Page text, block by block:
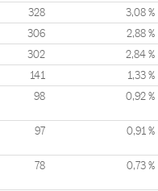
328 3,08 %
306 2,88 %
302 2,84 %
141 1,33 %
98 0,92 %
97 0,91 %
78 0,73 %